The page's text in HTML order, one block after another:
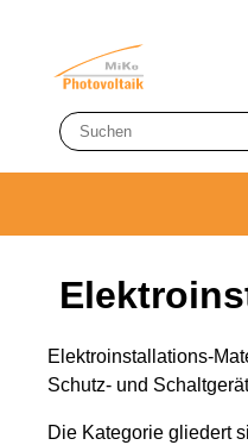
Elektroinstallations-
Schutz- und
Die Kategorie gliedert